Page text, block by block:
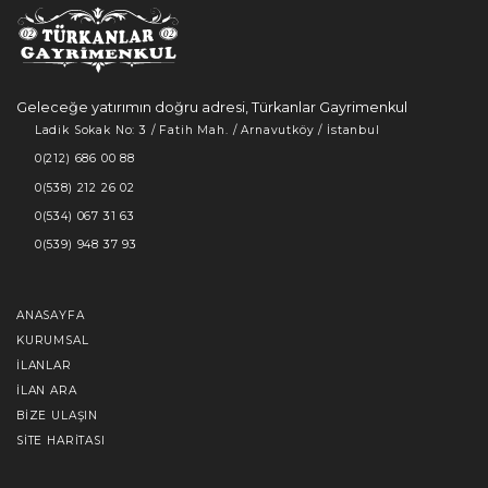
Geleceğe yatırımın doğru adresi, Türkanlar Gayrimenkul
Ladik Sokak No: 3 / Fatih Mah. / Arnavutköy / İstanbul
0(212) 686 00 88
0(538) 212 26 02
0(534) 067 31 63
0(539) 948 37 93
ANASAYFA
KURUMSAL
İLANLAR
İLAN ARA
BIZE ULAŞIN
SITE HARITASI